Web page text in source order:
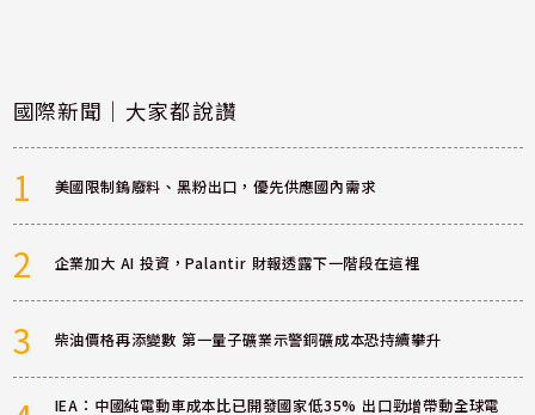
國際新聞｜大家都說讚
1 美國限制鎢廢料、黑粉出口，優先供應國內需求
2 企業加大 AI 投資，Palantir 財報透露下一階段在這裡
3 柴油價格再添變數 第一量子礦業示警銅礦成本恐持續攀升
IEA：中國純電動車成本比已開發國家低35% 出口勁增帶動全球電